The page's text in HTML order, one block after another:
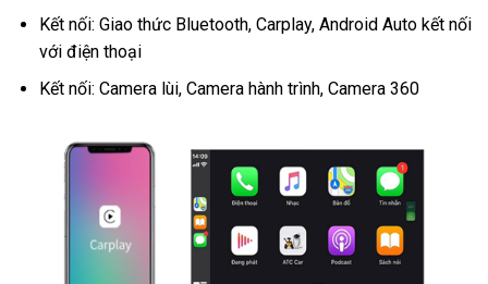
Kết nối: Giao thức Bluetooth, Carplay, Android Auto kết nối
với điện thoại
Kết nối: Camera lùi, Camera hành trình, Camera 360